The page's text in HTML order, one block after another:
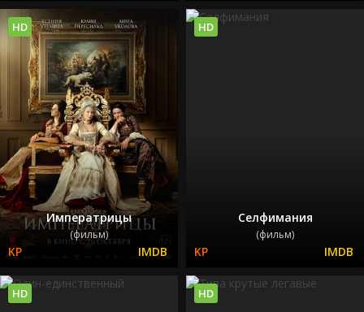
Императрицы
(фильм)
HD
Селфимания
(фильм)
HD
HD HD